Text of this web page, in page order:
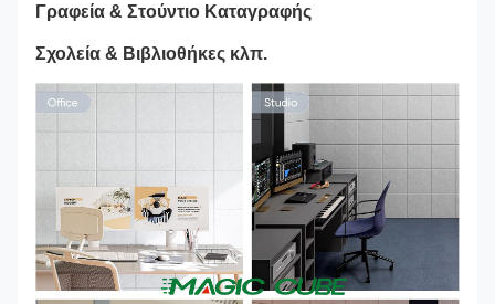
Γραφεία & Στούντιο Καταγραφής
Σχολεία & Βιβλιοθήκες κλπ.